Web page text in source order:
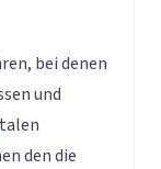
bei denen
und
den die